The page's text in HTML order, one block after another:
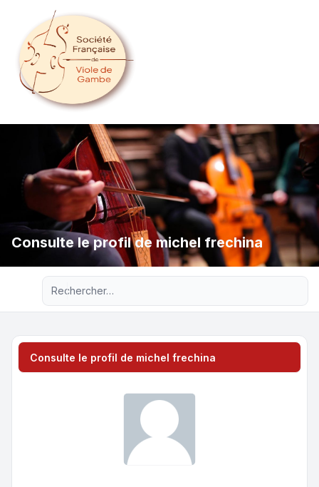
Consulte le profil de michel frechina
Recherche avancée
Consulte le profil de michel frechina